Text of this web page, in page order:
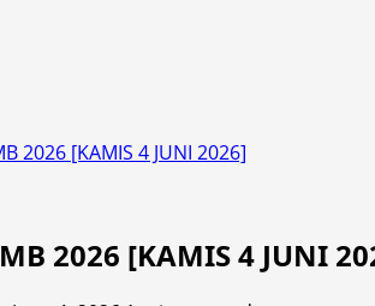
2026 [KAMIS 4 JUNI 2026]
2026 [KAMIS 4 JUNI